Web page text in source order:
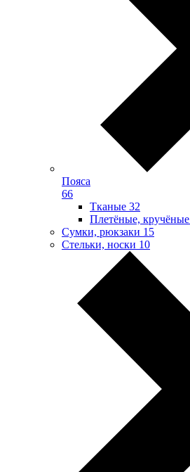
Пояса
66
Тканые 32
Плетёные, кручёные
Сумки, рюкзаки 15
Стельки, носки 10